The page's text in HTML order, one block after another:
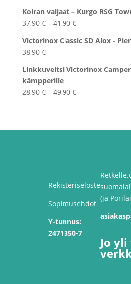
Koiran valjaat – Kurgo RSG
37,90 € – 41,90 €Hintaluokka:
-
Victorinox Classic SD Alox -
38,90 €
Linkkuveitsi Victorinox
kämpperille
28,90 € – 49,90 €Hintaluokka:
Rekisteriseloste
Sopimusehdot
Y-tunnus:
2471350-7
(ja
Jo